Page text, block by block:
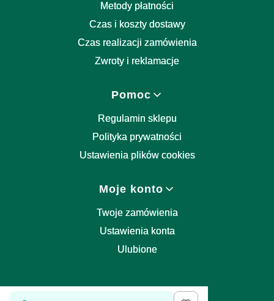
Metody płatności
Czas i koszty dostawy
Czas realizacji zamówienia
Zwroty i reklamacje
Pomoc
Regulamin sklepu
Polityka prywatności
Ustawienia plików cookies
Moje konto
Twoje zamówienia
Ustawienia konta
Ulubione